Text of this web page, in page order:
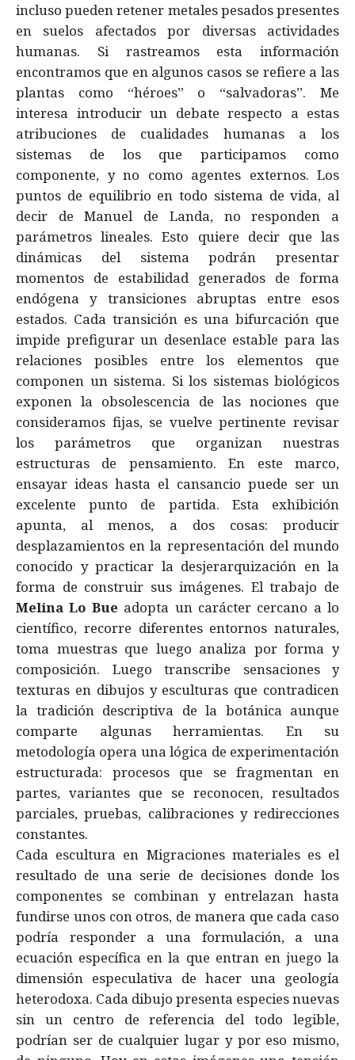
incluso pueden retener metales pesados presentes
en suelos afectados por diversas actividades
humanas. Si rastreamos esta información
encontramos que en algunos casos se refiere a las
plantas como “héroes” o “salvadoras”. Me
interesa introducir un debate respecto a estas
atribuciones de cualidades humanas a los
sistemas de los que participamos como
componente, y no como agentes externos. Los
puntos de equilibrio en todo sistema de vida, al
decir de Manuel de Landa, no responden a
parámetros lineales. Esto quiere decir que las
dinámicas del sistema podrán presentar
momentos de estabilidad generados de forma
endógena y transiciones abruptas entre esos
estados. Cada transición es una bifurcación que
impide prefigurar un desenlace estable para las
relaciones posibles entre los elementos que
componen un sistema. Si los sistemas biológicos
exponen la obsolescencia de las nociones que
consideramos fijas, se vuelve pertinente revisar
los parámetros que organizan nuestras
estructuras de pensamiento. En este marco,
ensayar ideas hasta el cansancio puede ser un
excelente punto de partida. Esta exhibición
apunta, al menos, a dos cosas: producir
desplazamientos en la representación del mundo
conocido y practicar la desjerarquización en la
forma de construir sus imágenes. El trabajo de
Melina Lo Bue adopta un carácter cercano a lo
científico, recorre diferentes entornos naturales,
toma muestras que luego analiza por forma y
composición. Luego transcribe sensaciones y
texturas en dibujos y esculturas que contradicen
la tradición descriptiva de la botánica aunque
comparte algunas herramientas. En su
metodología opera una lógica de experimentación
estructurada: procesos que se fragmentan en
partes, variantes que se reconocen, resultados
parciales, pruebas, calibraciones y redirecciones
constantes.
Cada escultura en Migraciones materiales es el
resultado de una serie de decisiones donde los
componentes se combinan y entrelazan hasta
fundirse unos con otros, de manera que cada caso
podría responder a una formulación, a una
ecuación específica en la que entran en juego la
dimensión especulativa de hacer una geología
heterodoxa. Cada dibujo presenta especies nuevas
sin un centro de referencia del todo legible,
podrían ser de cualquier lugar y por eso mismo,